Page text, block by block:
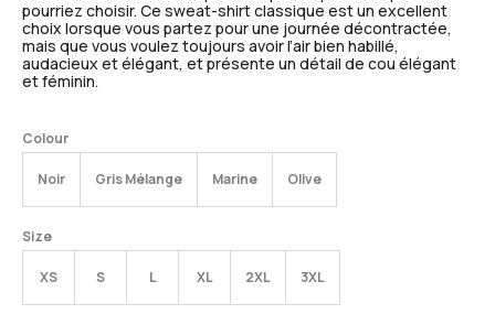
pourriez choisir. Ce sweat-shirt classique est un excellent
choix lorsque vous partez pour une journée décontractée,
mais que vous voulez toujours avoir l’air bien habillé,
audacieux et élégant, et présente un détail de cou élégant
et féminin.
Colour
Noir Gris Mélange Marine Olive
Size
XS S L XL 2XL 3XL